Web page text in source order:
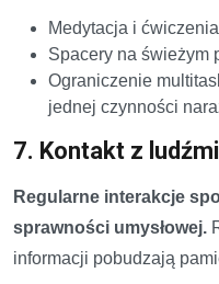
Medytacja i
Spacery na świeżym
Ograniczenie
jednej czynności
7. Kontakt z ludźmi
Regularne interakcje
sprawności umysłowej.
informacji pobudzają